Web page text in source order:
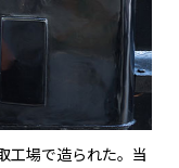
工場で造られた。当